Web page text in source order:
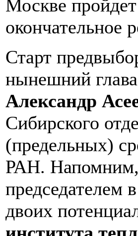
Москве
окончательное
Старт
нынешний
Александр
Сибирского
(предельных)
РАН. Напомним,
председателем
двоих